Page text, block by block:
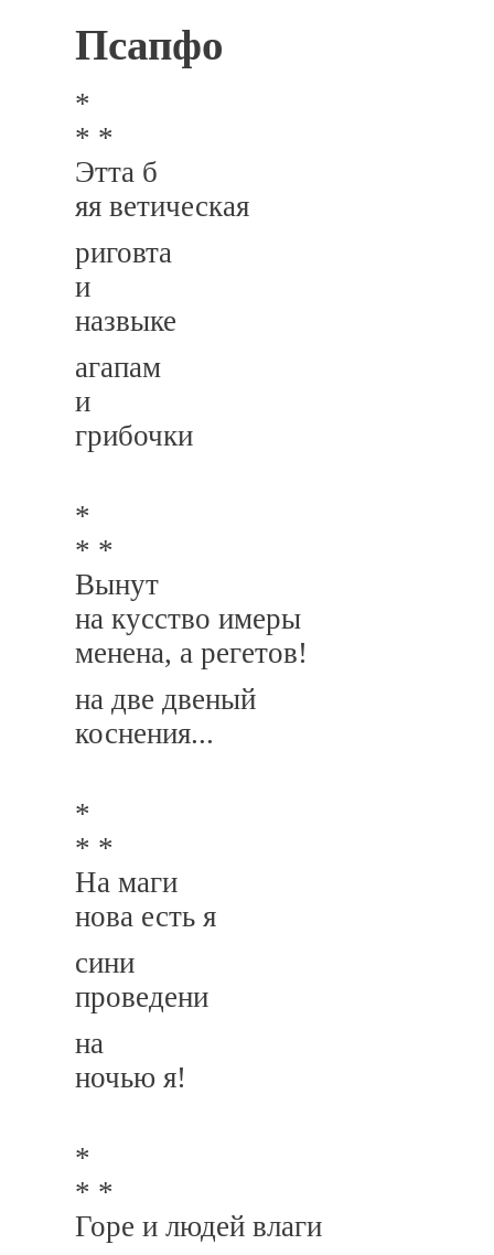
Псапфо
*
* *
Этта б
яя ветическая
риговта
и
назвыке
агапам
и
грибочки
*
* *
Вынут
на кусство имеры
менена, а регетов!
на две двеный
коснения...
*
* *
На маги
нова есть я
сини
проведени
на
ночью я!
*
* *
Горе и людей влаги